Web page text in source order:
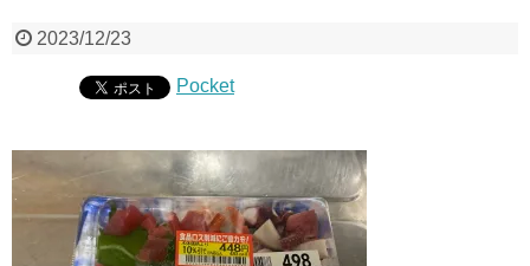
2023/12/23
Pocket